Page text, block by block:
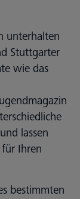
unterhalten
Stuttgarter
wie das
lassen
Ihren
bestimmten